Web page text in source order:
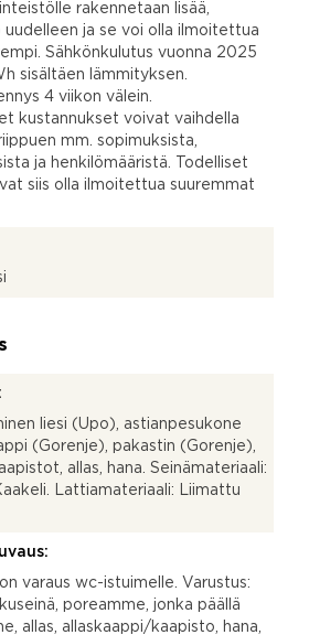
rakennetaan lisää,
uudelleen ja se voi olla ilmoitettua
Sähkönkulutus vuonna 2025
sisältäen lämmityksen.
4 viikon välein.
kustannukset voivat vaihdella
mm. sopimuksista,
ja henkilömääristä. Todelliset
siis olla ilmoitettua suuremmat
liesi (Upo), astianpesukone
(Gorenje), pakastin (Gorenje),
allas, hana. Seinämateriaali:
Lattiamateriaali: Liimattu
varaus wc-istuimelle. Varustus:
poreamme, jonka päällä
allas, allaskaappi/kaapisto, hana,